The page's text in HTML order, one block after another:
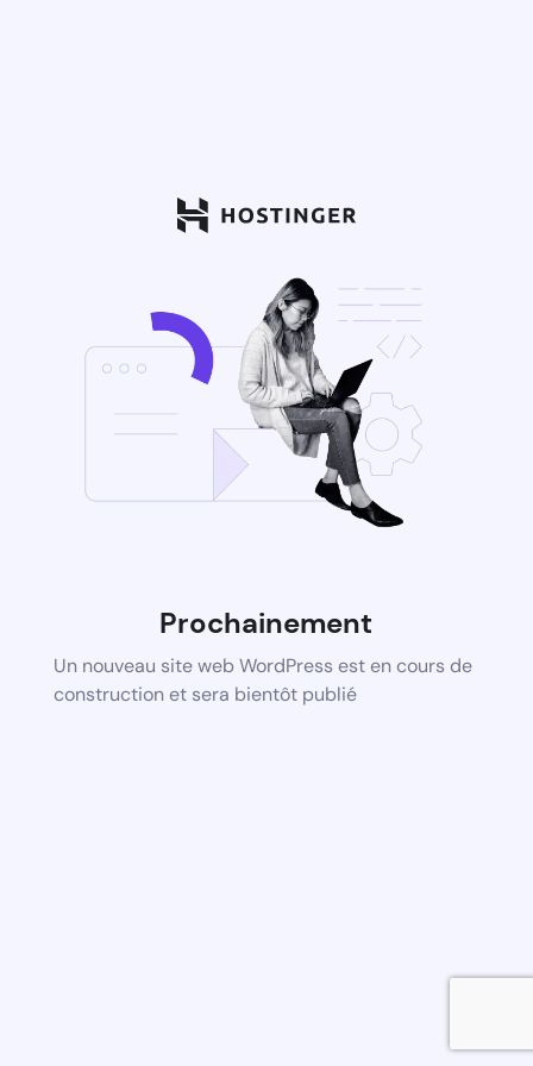
Prochainement
Un nouveau site web WordPress est en cours de
construction et sera bientôt publié